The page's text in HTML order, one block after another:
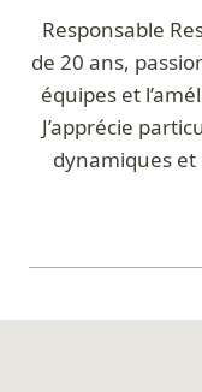
Responsable
de 20 ans,
équipes et
J’apprécie
dynamiques et